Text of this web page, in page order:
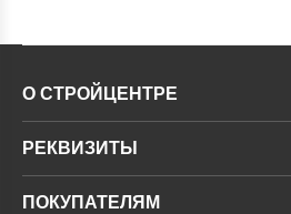
О СТРОЙЦЕНТРЕ
РЕКВИЗИТЫ
ПОКУПАТЕЛЯМ